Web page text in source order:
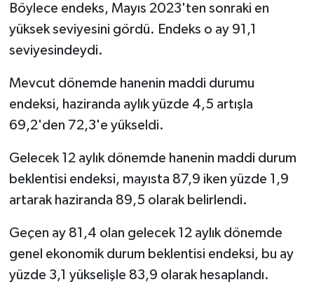
Böylece endeks, Mayıs 2023'ten sonraki en
yüksek seviyesini gördü. Endeks o ay 91,1
seviyesindeydi.
Mevcut dönemde hanenin maddi durumu
endeksi, haziranda aylık yüzde 4,5 artışla
69,2'den 72,3'e yükseldi.
Gelecek 12 aylık dönemde hanenin maddi durum
beklentisi endeksi, mayısta 87,9 iken yüzde 1,9
artarak haziranda 89,5 olarak belirlendi.
Geçen ay 81,4 olan gelecek 12 aylık dönemde
genel ekonomik durum beklentisi endeksi, bu ay
yüzde 3,1 yükselişle 83,9 olarak hesaplandı.